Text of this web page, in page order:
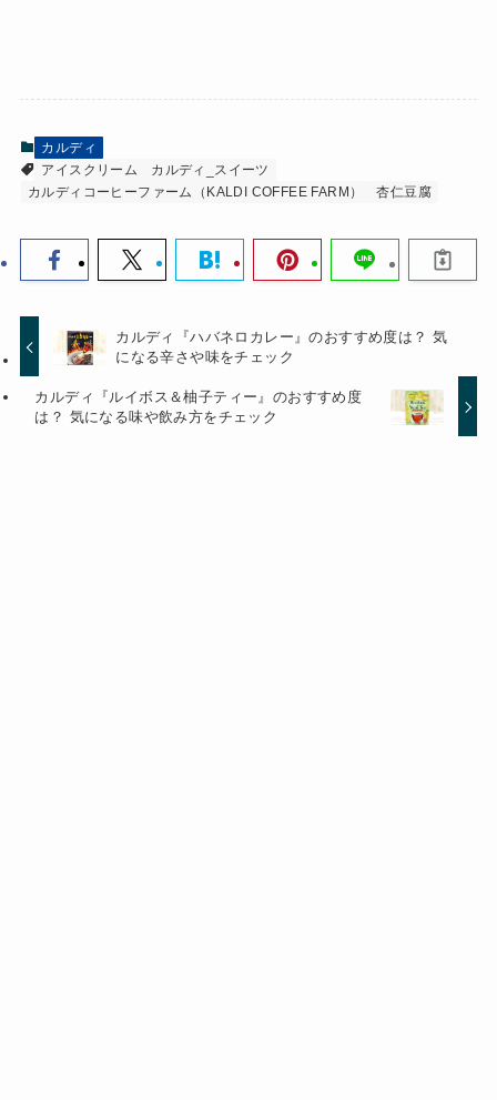
カルディ
アイスクリーム
カルディ_スイーツ
カルディコーヒーファーム（KALDI COFFEE FARM）
杏仁豆腐
カルディ『ハバネロカレー』のおすすめ度は？ 気
になる辛さや味をチェック
カルディ『ルイボス＆柚子ティー』のおすすめ度
は？ 気になる味や飲み方をチェック